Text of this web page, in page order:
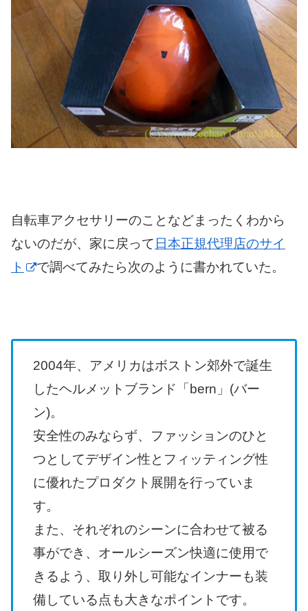
自転車アクセサリーのことなどまったくわから
ないのだが、家に戻って 日本正規代理店のサイ
ト
で調べてみたら次のように書かれていた。
2004年、アメリカはボストン郊外で誕生
したヘルメットブランド「bern」(バー
ン)。
安全性のみならず、ファッションのひと
つとしてデザイン性とフィッティング性
に優れたプロダクト展開を行っていま
す。
また、それぞれのシーンに合わせて被る
事ができ、オールシーズン快適に使用で
きるよう、取り外し可能なインナーも装
備している点も大きなポイントです。